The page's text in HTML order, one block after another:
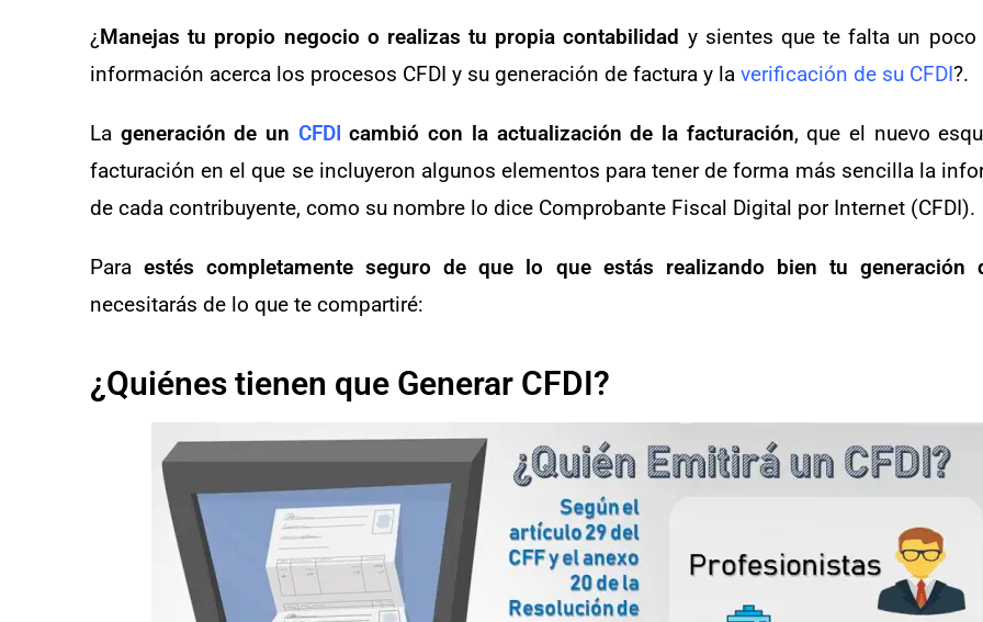
¿Manejas tu propio negocio o realizas tu propia contabilidad y sientes que te falta un poco
información acerca los procesos CFDI y su generación de factura y la verificación de su CFDI?.
La generación de un CFDI cambió con la actualización de la facturación, que el nuevo
facturación en el que se incluyeron algunos elementos para tener de forma más sencilla la
de cada contribuyente, como su nombre lo dice Comprobante Fiscal Digital por Internet (CFDI).
Paraestés completamente seguro de que lo que estás realizando bien tu generación
necesitarás de lo que te compartiré:
¿Quiénes tienen que Generar CFDI?